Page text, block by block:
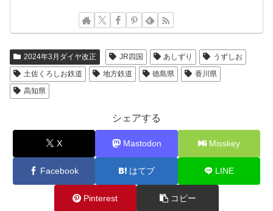
2024年3月ダイヤ改正 JR四国 あしずり
うずしお
土佐くろしお鉄道
地方鉄道 徳島県
香川県
高知県
シェアする
X Mastodon Misskey
Facebook はてブ LINE
Pinterest コピー